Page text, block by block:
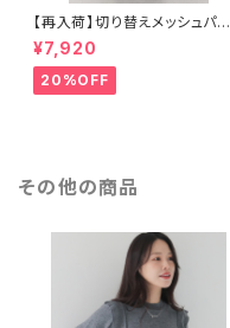
【再入荷】切り替えメッシュパン
ツ
¥7,920
20%OFF
その他の商品